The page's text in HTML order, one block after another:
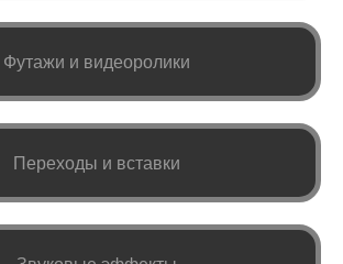
Футажи и видеоролики
Переходы и вставки